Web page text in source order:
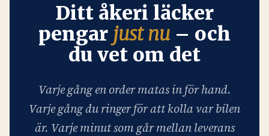
Ditt åkeri läcker
pengar just nu – och
du vet om det
Varje gång en order matas in för hand.
Varje gång du ringer för att kolla var bilen
är. Varje minut som går mellan leverans